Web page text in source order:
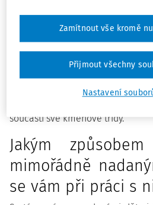
Naše škola se již desátým
podporu a rozvoj mimořádně
intelektu. Umožňujeme jim
začleňování do běžné
součástí své kmenové třídy.
Jakým
mimořádně
se vám při práci s
Nastavení
Zamítnout vše kromě
Přijmout všechny